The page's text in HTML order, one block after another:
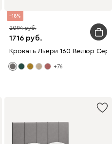
18
1716
2094
Кровать Льери 160 Велюр
+76